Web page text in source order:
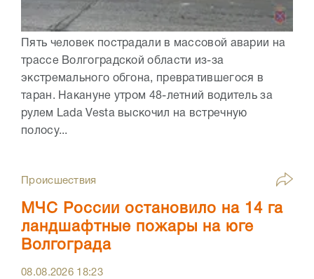
Пять человек пострадали в массовой аварии на
трассе Волгоградской области из-за
экстремального обгона, превратившегося в
таран. Накануне утром 48-летний водитель за
рулем Lada Vesta выскочил на встречную
полосу...
Происшествия
МЧС России остановило на 14 га
ландшафтные пожары на юге
Волгограда
08.08.2026 18:23